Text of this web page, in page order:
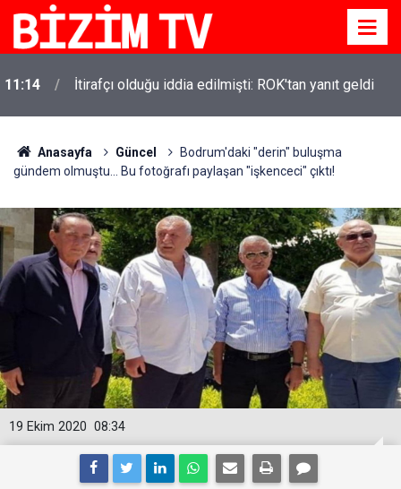
11:14 İtirafçı olduğu iddia edilmişti: ROK'tan yanıt geldi
11:10 Yusuf Tekin açıkladı: YKS değişecek mi?
Anasayfa Güncel
Bodrum'daki "derin" buluşma
gündem olmuştu... Bu fotoğrafı paylaşan "işkenceci" çıktı!
08:34
19 Ekim 2020